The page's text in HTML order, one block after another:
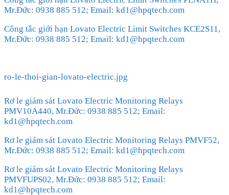
Mr.Đức: 0938 885 512; Email: kd1@hpqtech.com
Công tắc giới hạn Lovato Electric Limit Switches KCE2S11,
Mr.Đức: 0938 885 512; Email: kd1@hpqtech.com
ro-le-thoi-gian-lovato-electric.jpg
Rơ le giám sát Lovato Electric Monitoring Relays
PMV10A440, Mr.Đức: 0938 885 512; Email:
kd1@hpqtech.com
Rơ le giám sát Lovato Electric Monitoring Relays PMVF52,
Mr.Đức: 0938 885 512; Email: kd1@hpqtech.com
Rơ le giám sát Lovato Electric Monitoring Relays
PMVFUPS02, Mr.Đức: 0938 885 512; Email:
kd1@hpqtech.com